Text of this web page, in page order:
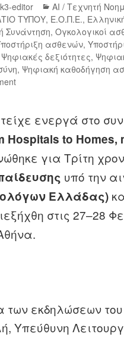
k3-editor AI / Τεχνητή
ΤΥΠΟΥ, Ε.Ο.Π.Ε.,
Συνάντηση,Ογκολογικοί
ασθενών,
Ψηφιακές δεξιότητες,
, Ψηφιακή καθοδήγηση
ενεργά στο
Hospitalsto Homes,
για Τρίτη
υπό την
Ελλάδας)
στις 27–28
των εκδηλώσεων
Υπεύθυνη